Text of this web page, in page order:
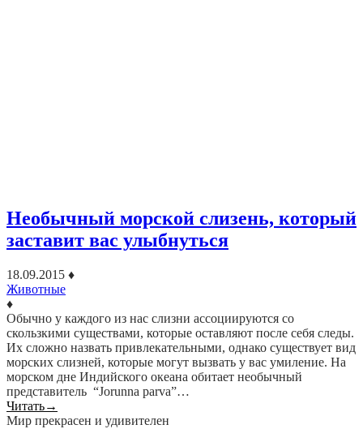
Необычный морской слизень, который
заставит вас улыбнуться
18.09.2015 ♦
Животные
♦
Обычно у каждого из нас слизни ассоциируются со
скользкими существами, которые оставляют после себя следы.
Их сложно назвать привлекательными, однако существует вид
морских слизней, которые могут вызвать у вас умиление. На
морском дне Индийского океана обитает необычный
представитель “Jorunna parva”…
Читать→
Мир прекрасен и удивителен